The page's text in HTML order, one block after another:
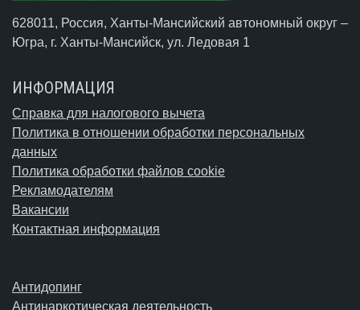
628011, Россия, Ханты-Мансийский автономный округ –
Югра, г. Ханты-Мансийск, ул. Ледовая 1
ИНФОРМАЦИЯ
Справка для налогового вычета
Политика в отношении обработки персональных
данных
Политика обработки файлов cookie
Рекламодателям
Вакансии
Контактная информация
Антидопинг
Антинаркотическая деятельность